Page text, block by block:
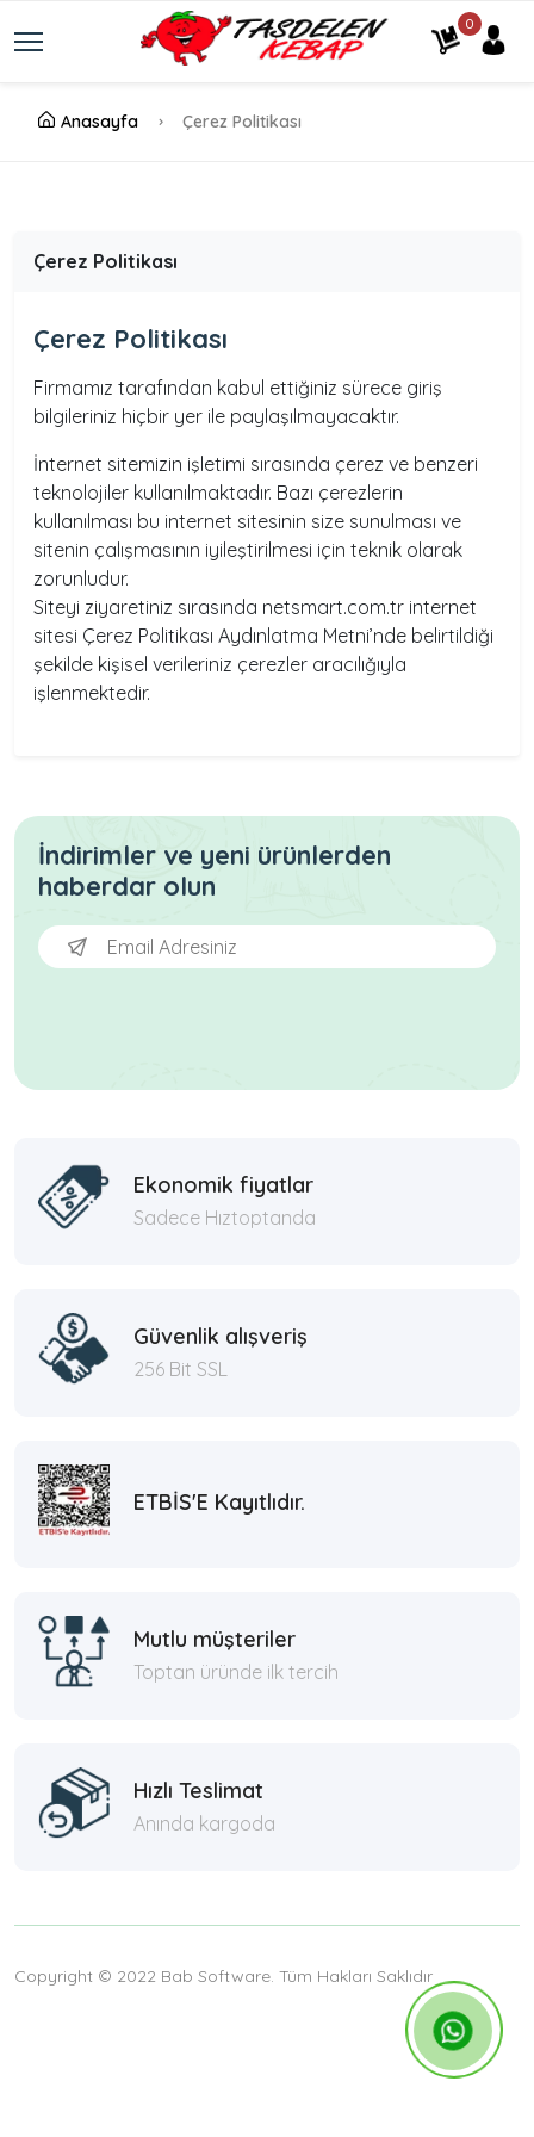
0
Anasayfa Çerez Politikası
Çerez Politikası
Çerez Politikası
Firmamız tarafından kabul ettiğiniz sürece giriş
bilgileriniz hiçbir yer ile paylaşılmayacaktır.
İnternet sitemizin işletimi sırasında çerez ve benzeri
teknolojiler kullanılmaktadır. Bazı çerezlerin
kullanılması bu internet sitesinin size sunulması ve
sitenin çalışmasının iyileştirilmesi için teknik olarak
zorunludur.
Siteyi ziyaretiniz sırasında netsmart.com.tr internet
sitesi Çerez Politikası Aydınlatma Metni’nde belirtildiği
şekilde kişisel verileriniz çerezler aracılığıyla
işlenmektedir.
İndirimler ve yeni ürünlerden
haberdar olun
Ekonomik fiyatlar
Sadece Hıztoptanda
Güvenlik alışveriş
256 Bit SSL
ETBİS'E Kayıtlıdır.
Mutlu müşteriler
Toptan üründe ilk tercih
Hızlı Teslimat
Anında kargoda
Copyright © 2022 Bab Software. Tüm Hakları Saklıdır